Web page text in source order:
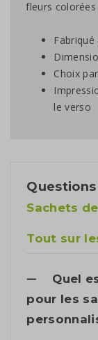
fleurs
Choix
le verso
Sachets
Tout sur
Quel
pour les